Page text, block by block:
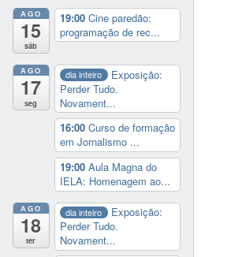
AGO
15
sáb
19:00 Cine paredão:
programação de rec...
AGO
17
seg
dia inteiro
Exposição:
Perder Tudo.
Novament...
16:00 Curso de formação
em Jornalismo ...
19:00 Aula Magna do
IELA: Homenagem ao...
AGO
18
ter
dia inteiro
Exposição:
Perder Tudo.
Novament...